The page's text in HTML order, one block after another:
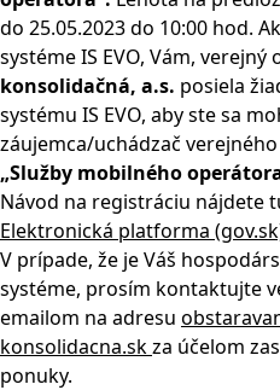
do 25.05.2023 do 10:00 hod.
systéme IS EVO, Vám,
konsolidačná, a.s. posiela
systému IS EVO, aby ste sa
záujemca/uchádzač
„Služby mobilného
Návod na registráciu nájdete
Elektronická platforma
V prípade, že je Váš
systéme, prosím kontaktujte
emailom na adresu
konsolidacna.skza účelom
ponuky.